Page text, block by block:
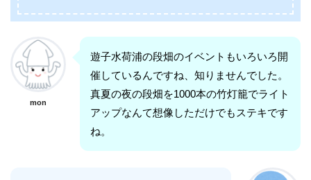
mon
遊子水荷浦の段畑のイベントもいろいろ開
催しているんですね、知りませんでした。
真夏の夜の段畑を1000本の竹灯籠でライト
アップなんて想像しただけでもステキです
ね。